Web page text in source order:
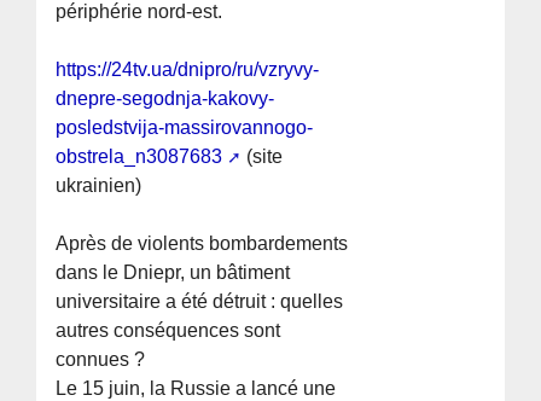
périphérie nord-est.
https://24tv.ua/dnipro/ru/vzryvy-
dnepre-segodnja-kakovy-
posledstvija-massirovannogo-
obstrela_n3087683
(site
ukrainien)
Après de violents bombardements
dans le Dniepr, un bâtiment
universitaire a été détruit : quelles
autres conséquences sont
connues ?
Le 15 juin, la Russie a lancé une